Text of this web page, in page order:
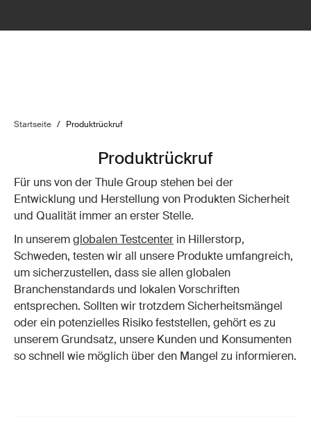
Startseite / Produktrückruf
Produktrückruf
Für uns von der Thule Group stehen bei der
Entwicklung und Herstellung von Produkten Sicherheit
und Qualität immer an erster Stelle.
In unseremglobalen Testcenter in Hillerstorp,
Schweden, testen wir all unsere Produkte umfangreich,
um sicherzustellen, dass sie allen globalen
Branchenstandards und lokalen Vorschriften
entsprechen. Sollten wir trotzdem Sicherheitsmängel
oder ein potenzielles Risiko feststellen, gehört es zu
unserem Grundsatz, unsere Kunden und Konsumenten
so schnell wie möglich über den Mangel zu informieren.